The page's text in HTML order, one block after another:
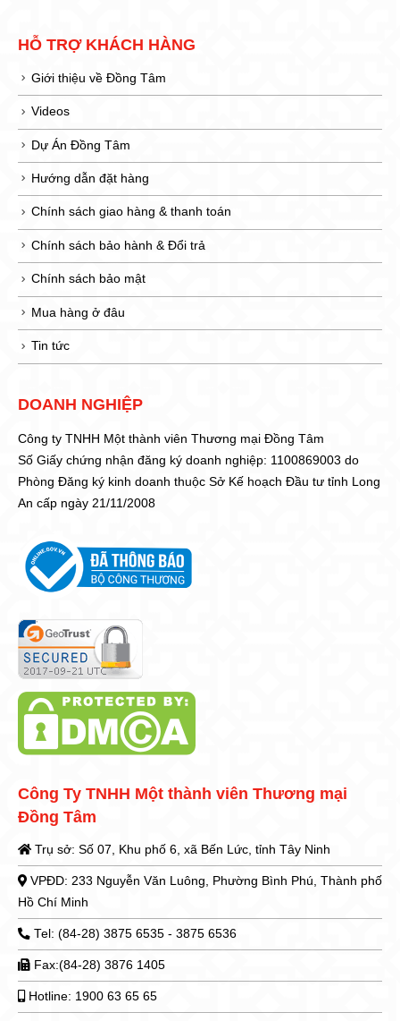
HỖ TRỢ KHÁCH HÀNG
Giới thiệu về Đồng Tâm
Videos
Dự Án Đồng Tâm
Hướng dẫn đặt hàng
Chính sách giao hàng & thanh toán
Chính sách bảo hành & Đổi trả
Chính sách bảo mật
Mua hàng ở đâu
Tin tức
DOANH NGHIỆP
Công ty TNHH Một thành viên Thương mại Đồng Tâm
Số Giấy chứng nhận đăng ký doanh nghiệp: 1100869003 do
Phòng Đăng ký kinh doanh thuộc Sở Kế hoạch Đầu tư tỉnh Long
An cấp ngày 21/11/2008
Công Ty TNHH Một thành viên Thương mại
Đồng Tâm
Trụ sở: Số 07, Khu phố 6, xã Bến Lức, tỉnh Tây Ninh
VPĐD: 233 Nguyễn Văn Luông, Phường Bình Phú, Thành phố
Hồ Chí Minh
Tel: (84-28) 3875 6535 - 3875 6536
Fax:(84-28) 3876 1405
Hotline: 1900 63 65 65